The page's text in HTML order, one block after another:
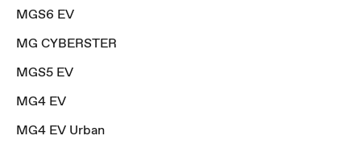
MGS6 EV
MG CYBERSTER
MGS5 EV
MG4 EV
MG4 EV Urban